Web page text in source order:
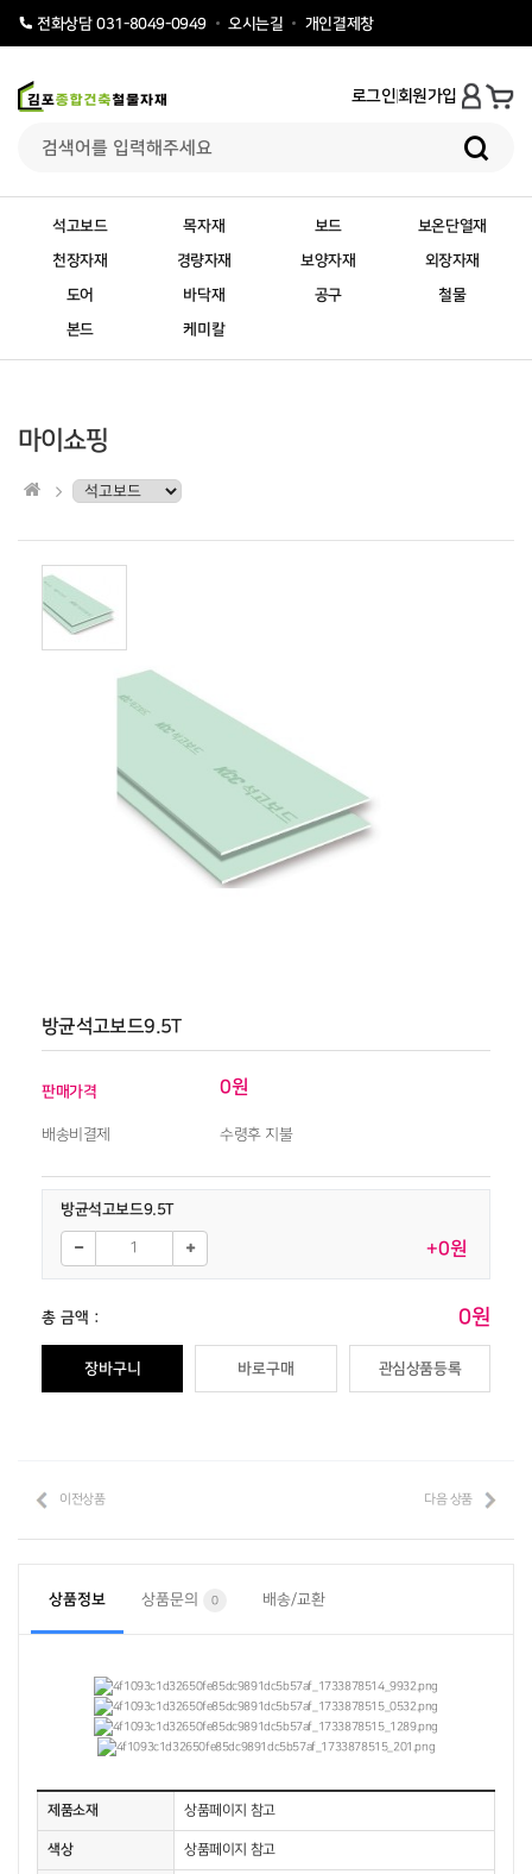
전화상담 031-8049-0949 오시는길 개인결제창
로그인회원가입
석고보드 목자재 보드 보온단열재
천장자재 경량자재 보양자재 외장자재
도어 바닥재 공구 철물
본드 케미칼
마이쇼핑
방균석고보드9.5T
판매가격 0원
배송비결제 수령후 지불
방균석고보드9.5T
+0원
총 금액 : 0원
장바구니 바로구매 관심상품등록
이전상품 다음 상품
상품정보 상품문의 0 배송/교환
제품소재 상품페이지 참고
색상 상품페이지 참고